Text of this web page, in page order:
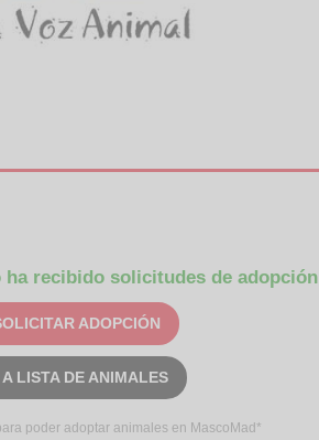
ha recibido solicitudes de adopción
ADOPCIÓN
A LISTA DE ANIMALES
poder adoptar animales en MascoMad*